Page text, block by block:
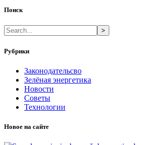
Поиск
>
Рубрики
Законодательсво
Зелёная энергетика
Новости
Советы
Технологии
Новое на сайте